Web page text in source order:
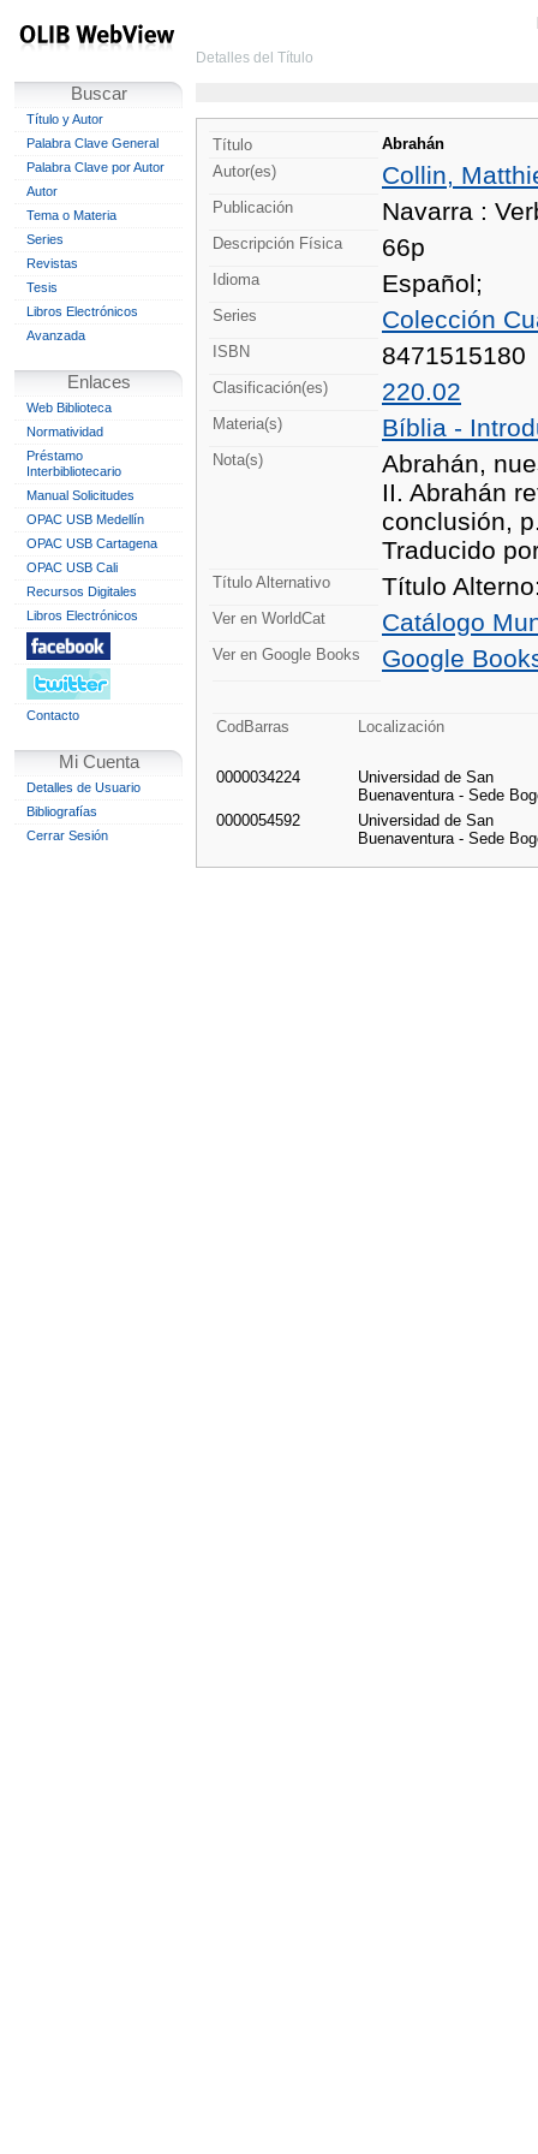
Buscar
Título y Autor
Palabra Clave General
Palabra Clave por Autor
Autor
Tema o Materia
Series
Revistas
Tesis
Libros Electrónicos
Avanzada
Enlaces
Web Biblioteca
Normatividad
Préstamo
Interbibliotecario
Manual Solicitudes
OPAC USB Medellín
OPAC USB Cartagena
OPAC USB Cali
Recursos Digitales
Libros Electrónicos
Contacto
Mi Cuenta
Detalles de Usuario
Bibliografías
Cerrar Sesión
Detalles del Título
Título
Abrahán
Autor(es)
Collin,
Publicación Navarra :
Descripción Física 66p
Idioma Español;
Series Colección
ISBN 8471515180
Clasificación(es) 220.02
Materia(s) Bíblia -
Nota(s)
Abrahán,
II. Abrahán
conclusión,
Traducido
Título Alternativo Título
Ver en WorldCat Catálogo
Ver en Google Books Google
CodBarras Localización
0000034224
Universidad de San
Buenaventura - Sede
0000054592
Universidad de San
Buenaventura - Sede